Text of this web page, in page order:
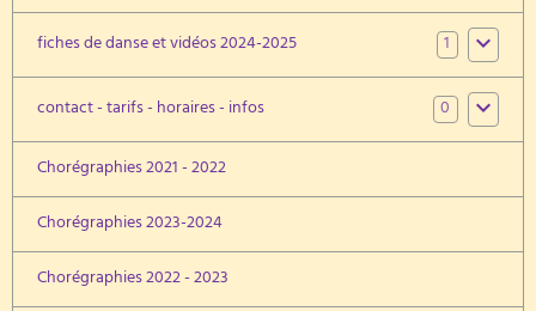
fiches de danse et vidéos 2024-2025 1
contact - tarifs - horaires - infos
0
Chorégraphies 2021 - 2022
Chorégraphies 2023-2024
Chorégraphies 2022 - 2023